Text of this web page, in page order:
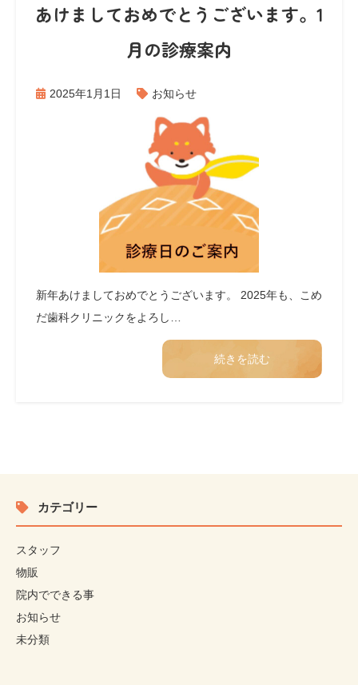
あけましておめでとうございます。1
月の診療案内
2025年1月1日 お知らせ
新年あけましておめでとうございます。 2025年も、こめ
だ歯科クリニックをよろし…
続きを読む
カテゴリー
スタッフ
物販
院内でできる事
お知らせ
未分類